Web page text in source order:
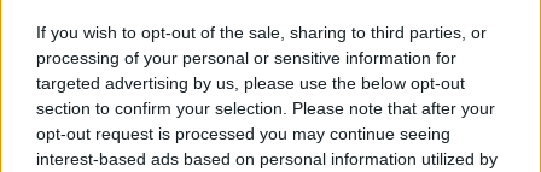
If you wish to opt-out of the sale, sharing to third parties, or
processing of your personal or sensitive information for
targeted advertising by us, please use the below opt-out
section to confirm your selection. Please note that after your
opt-out request is processed you may continue seeing
interest-based ads based on personal information utilized by
)